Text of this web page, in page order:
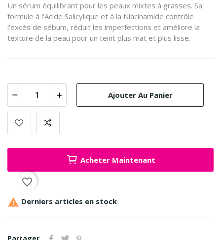
Un sérum équilibrant pour les peaux mixtes à grasses. Sa
formule à l'Acide Salicylique et à la Niacinamide contrôle
l'excès de sébum, réduit les imperfections et améliore la
texture de la peau pour un teint plus mat et plus lisse.
Ajouter Au Panier
Acheter Maintenant
favorite_border
 Derniers articles en stock